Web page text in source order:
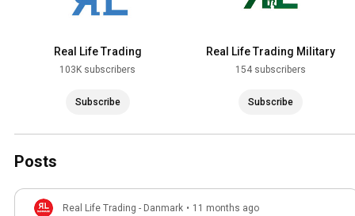
Real Life Trading
103K subscribers
Subscribe
Real Life Trading Military
154 subscribers
Subscribe
Posts
Real Life Trading - Danmark • 11 months ago